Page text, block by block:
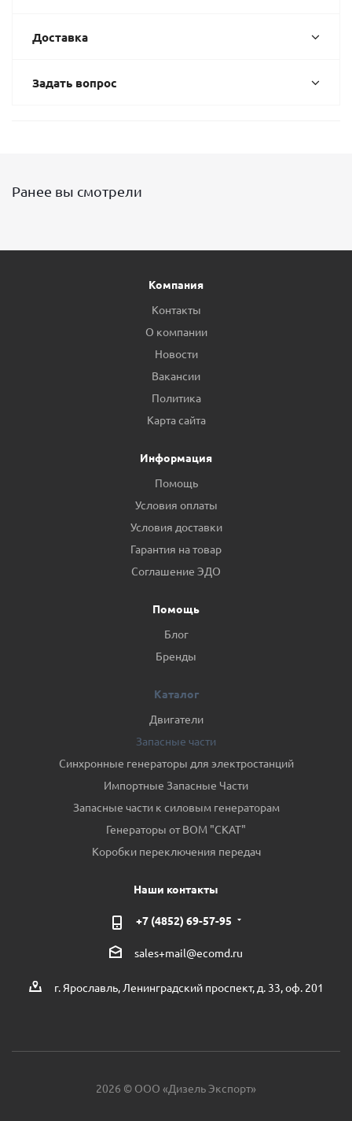
Доставка
Задать вопрос
Ранее вы смотрели
Компания
Контакты
О компании
Новости
Вакансии
Политика
Карта сайта
Информация
Помощь
Условия оплаты
Условия доставки
Гарантия на товар
Соглашение ЭДО
Помощь
Блог
Бренды
Каталог
Двигатели
Запасные части
Синхронные генераторы для электростанций
Импортные Запасные Части
Запасные части к силовым генераторам
Генераторы от ВОМ "СКАТ"
Коробки переключения передач
Наши контакты
+7 (4852) 69-57-95
sales+mail@ecomd.ru
г. Ярославль, Ленинградский проспект, д. 33, оф. 201
2026 © ООО «Дизель Экспорт»